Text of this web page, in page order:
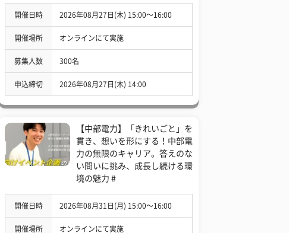
開催日時 2026年08月27日(木) 15:00〜16:00
開催場所 オンラインにて実施
募集人数 300名
申込締切 2026年08月27日(木) 14:00
【中部電力】「きれいごと」を
貫き、想いを形にする！中部電
力の無限のキャリア。答えのな
い問いに挑み、成長し続ける環
境の魅力 #
開催日時 2026年08月31日(月) 15:00〜16:00
開催場所 オンラインにて実施